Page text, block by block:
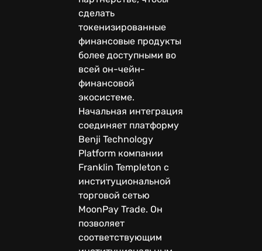
сделать
токенизированные
финансовые продукты
более доступными во
всей он-чейн-
финансовой
экосистеме.
Начальная интеграция
соединяет платформу
Benji Technology
Platform компании
Franklin Templeton с
институциональной
торговой сетью
MoonPay Trade. Он
позволяет
соответствующим